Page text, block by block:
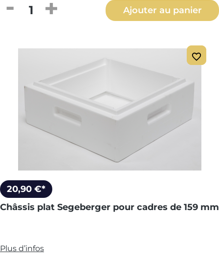
Quantité de produit : Entrez la
Ajouter au panier
20,90 €*
Châssis plat Segeberger pour cadres de 159 mm
Plus d’infos